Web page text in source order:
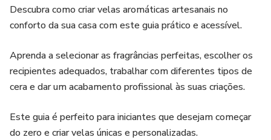
Descubra como criar velas aromáticas artesanais no
conforto da sua casa com este guia prático e acessível.
Aprenda a selecionar as fragrâncias perfeitas, escolher os
recipientes adequados, trabalhar com diferentes tipos de
cera e dar um acabamento profissional às suas criações.
Este guia é perfeito para iniciantes que desejam começar
do zero e criar velas únicas e personalizadas.